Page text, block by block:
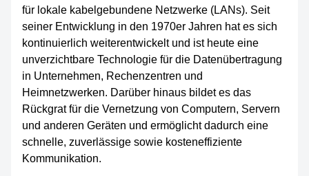
für lokale kabelgebundene Netzwerke (LANs). Seit
seiner Entwicklung in den 1970er Jahren hat es sich
kontinuierlich weiterentwickelt und ist heute eine
unverzichtbare Technologie für die Datenübertragung
in Unternehmen, Rechenzentren und
Heimnetzwerken. Darüber hinaus bildet es das
Rückgrat für die Vernetzung von Computern, Servern
und anderen Geräten und ermöglicht dadurch eine
schnelle, zuverlässige sowie kosteneffiziente
Kommunikation.